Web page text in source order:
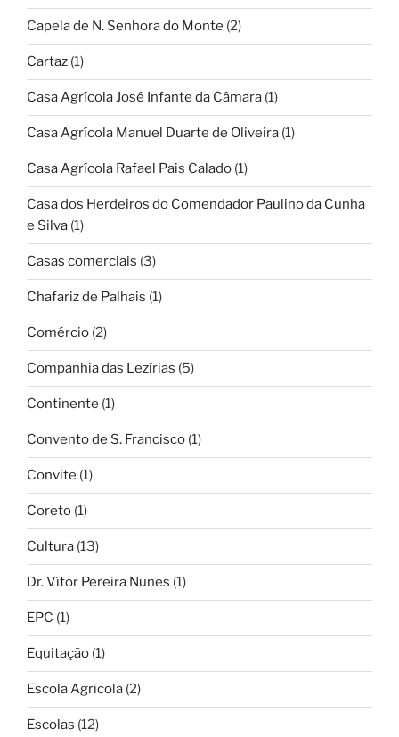
Capela de N. Senhora do Monte (2)
Cartaz (1)
Casa Agrícola José Infante da Câmara (1)
Casa Agrícola Manuel Duarte de Oliveira (1)
Casa Agrícola Rafael Pais Calado (1)
Casa dos Herdeiros do Comendador Paulino da Cunha
e Silva (1)
Casas comerciais (3)
Chafariz de Palhais (1)
Comércio (2)
Companhia das Lezírias (5)
Continente (1)
Convento de S. Francisco (1)
Convite (1)
Coreto (1)
Cultura (13)
Dr. Vítor Pereira Nunes (1)
EPC (1)
Equitação (1)
Escola Agrícola (2)
Escolas (12)